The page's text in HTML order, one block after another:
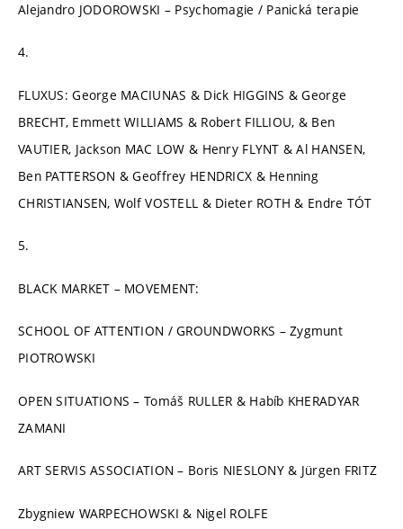
Alejandro JODOROWSKI – Psychomagie / Panická terapie
4.
FLUXUS: George MACIUNAS & Dick HIGGINS & George
BRECHT, Emmett WILLIAMS & Robert FILLIOU, & Ben
VAUTIER, Jackson MAC LOW & Henry FLYNT & Al HANSEN,
Ben PATTERSON & Geoffrey HENDRICX & Henning
CHRISTIANSEN, Wolf VOSTELL & Dieter ROTH & Endre TÓT
5.
BLACK MARKET – MOVEMENT:
SCHOOL OF ATTENTION / GROUNDWORKS – Zygmunt
PIOTROWSKI
OPEN SITUATIONS – Tomáš RULLER & Habíb KHERADYAR
ZAMANI
ART SERVIS ASSOCIATION – Boris NIESLONY & Jürgen FRITZ
Zbygniew WARPECHOWSKI & Nigel ROLFE